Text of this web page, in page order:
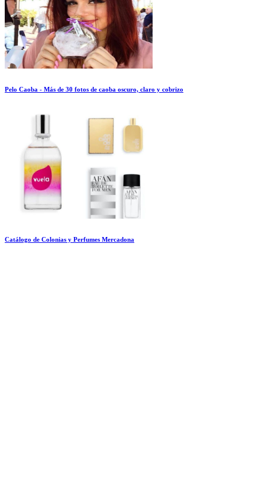
Pelo Caoba - Más de 30 fotos de caoba oscuro, claro y cobrizo
Catálogo de Colonias y Perfumes Mercadona